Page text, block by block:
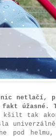
nic netlačí,
úžasné.
kšilt tak
pod